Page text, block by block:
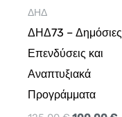
ΔΗΔ
ΔΗΔ73 – Δημόσιες
Επενδύσεις και
Αναπτυξιακά
Προγράμματα